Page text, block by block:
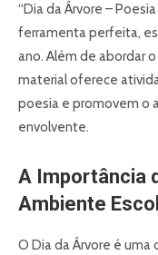
“Dia da Árvore –
ferramenta perfeita,
ano. Além de abordar
material oferece
poesia e promovem o
envolvente.
A Importância
Ambiente
O Dia da Árvore é